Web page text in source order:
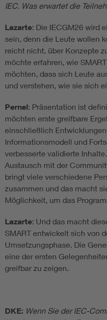
IEC. Was erwartet die
Lazarte: Die IECGM26 wird
sein, denn die Leute wollen
reicht nicht, über Konzepte
möchte erfahren, wie
möchten, dass sich Leute
und verstehen, wie sie sich
Pernel: Präsentation ist
möchten erste greifbare
einschließlich
Informationsmodell und
verbesserte validierte
Austausch mit der
bringt viele verschiedene
zusammen und das macht
Möglichkeit, um das
Lazarte: Und das macht
SMART entwickelt sich von
Umsetzungsphase. Die
eine der ersten
greifbar zu zeigen.
DKE: Wenn Sie der IEC-